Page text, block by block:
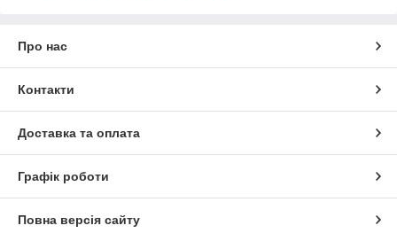
Про нас
Контакти
Доставка та оплата
Графік роботи
Повна версія сайту